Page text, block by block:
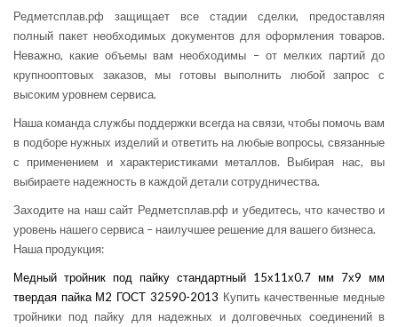
Редметсплав.рф защищает все стадии сделки, предоставляя
полный пакет необходимых документов для оформления товаров.
Неважно, какие объемы вам необходимы – от мелких партий до
крупнооптовых заказов, мы готовы выполнить любой запрос с
высоким уровнем сервиса.
Наша команда службы поддержки всегда на связи, чтобы помочь вам
в подборе нужных изделий и ответить на любые вопросы, связанные
с применением и характеристиками металлов. Выбирая нас, вы
выбираете надежность в каждой детали сотрудничества.
Заходите на наш сайт Редметсплав.рф и убедитесь, что качество и
уровень нашего сервиса – наилучшее решение для вашего бизнеса.
Наша продукция:
Медный тройник под пайку стандартный 15х11х0.7 мм 7х9 мм
твердая пайка М2 ГОСТ 32590-2013 Купить качественные медные
тройники под пайку для надежных и долговечных соединений в